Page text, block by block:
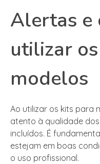
Alertas e
utilizar
modelos
Ao utilizar os kits para
atento à qualidade
incluídos. É
estejam em boas
o uso profissional.